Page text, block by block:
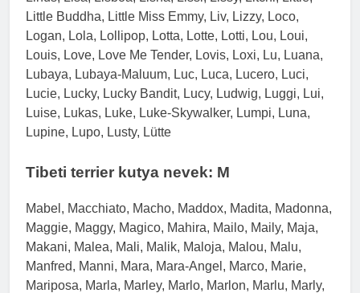
Little Buddha, Little Miss Emmy, Liv, Lizzy, Loco,
Logan, Lola, Lollipop, Lotta, Lotte, Lotti, Lou, Loui,
Louis, Love, Love Me Tender, Lovis, Loxi, Lu, Luana,
Lubaya, Lubaya-Maluum, Luc, Luca, Lucero, Luci,
Lucie, Lucky, Lucky Bandit, Lucy, Ludwig, Luggi, Lui,
Luise, Lukas, Luke, Luke-Skywalker, Lumpi, Luna,
Lupine, Lupo, Lusty, Lütte
Tibeti terrier kutya nevek: M
Mabel, Macchiato, Macho, Maddox, Madita, Madonna,
Maggie, Maggy, Magico, Mahira, Mailo, Maily, Maja,
Makani, Malea, Mali, Malik, Maloja, Malou, Malu,
Manfred, Manni, Mara, Mara-Angel, Marco, Marie,
Mariposa, Marla, Marley, Marlo, Marlon, Marlu, Marly,